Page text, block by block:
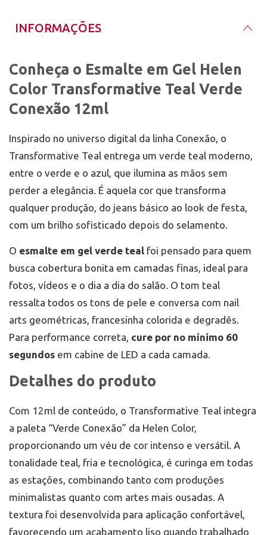
Compatibilidade: use base e top coat para géis de
sua preferência.
Benefícios e funcionalidades
No estúdio, oesmalte em gel verde tealfacilita
detalhes cromados, além de fotografar muito bem
sofisticada, funcionando tanto como protagonista
quanto como cor de apoio em artes. O resultado é
um visual contemporâneo, polido e com
personalidade.
Modo de uso
Faça a preparação da unha: higienização, lixamento
e retirada do brilho da lâmina conforme seu
protocolo profissional, aplicando a base adequada
Aplique camadas finas do Transformative Teal e
cure na cabine de LED por, no mínimo, 60 segundos
após cada camada.
mantendo a aplicação fina e uniforme.
Sele com top coat ecure novamente por, no mínimo,
para um acabamento com brilho e
melhor proteção.
Para remoção, siga o procedimento específico de
esmaltes em gel da sua rotina.
Cuidados e manutenção
Evite o contato do produto não curado com a pele e
mantenha o frasco bem fechado, longe de luz direta
para preservar o brilho do
teal
. Não force a retirada: execute a remoção
correta para manter a saúde da placa ungueal.
Compre agora no Mix da Jo
Verde Conexão e eleve o nível das suas produções.
Para Porto Alegre e região, entregamos via
motoboy em até 2 h; para o restante do Brasil,
enviamos com prazo da transportadora. Visite
nossa loja física pertinho do Barra Shopping. Desde
2011, a Mix da Jo é referência em esmaltes em gel e
oferece milhares de opções profissionais.
INFORMAÇÕES
Conheça o Esmalte em Gel Helen
Color Transformative Teal Verde
Conexão 12ml
Inspirado no universo digital da linha Conexão, o
Transformative Teal entrega um verde teal moderno,
entre o verde e o azul, que ilumina as mãos sem
perder a elegância. É aquela cor que transforma
qualquer produção, do jeans básico ao look de festa,
com um brilho sofisticado depois do selamento.
O esmalte em gel verde teal foi pensado para quem
busca cobertura bonita em camadas finas, ideal para
fotos, vídeos e o dia a dia do salão. O tom teal
ressalta todos os tons de pele e conversa com nail
arts geométricas, francesinha colorida e degradês.
Para performance correta, cure por no mínimo 60
segundos em cabine de LED a cada camada.
Detalhes do produto
Com 12ml de conteúdo, o Transformative Teal integra
a paleta “Verde Conexão” da Helen Color,
proporcionando um véu de cor intenso e versátil. A
tonalidade teal, fria e tecnológica, é curinga em todas
as estações, combinando tanto com produções
minimalistas quanto com artes mais ousadas. A
textura foi desenvolvida para aplicação confortável,
favorecendo um acabamento liso quando trabalhado